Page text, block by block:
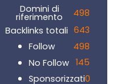
Domini di
riferimento
498
Backlinks totali 643
Follow
498
No Follow 145
Sponsorizzati0